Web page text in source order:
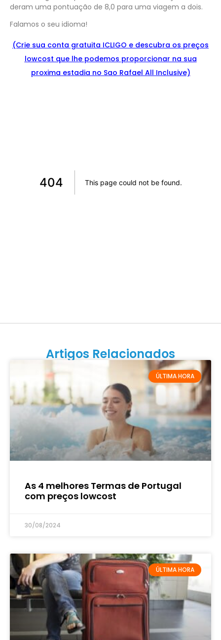
deram uma pontuação de 8,0 para uma viagem a dois.
Falamos o seu idioma!
(Crie sua conta gratuita ICLIGO e descubra os preços
lowcost que lhe podemos proporcionar na sua
proxima estadia no Sao Rafael All Inclusive)
Artigos Relacionados
ÚLTIMA HORA
As 4 melhores Termas de Portugal
com preços lowcost
30/08/2024
ÚLTIMA HORA